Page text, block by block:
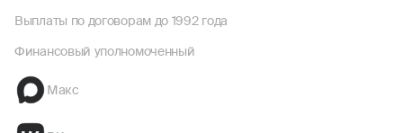
Выплаты по договорам до 1992 года
Финансовый уполномоченный
Макс